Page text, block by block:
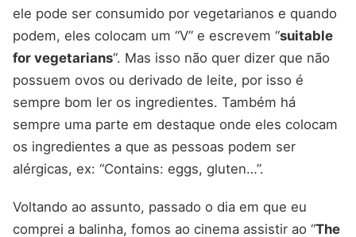
ele pode ser consumido por vegetarianos e quando
podem, eles colocam um “V” e escrevem “suitable
for vegetarians“. Mas isso não quer dizer que não
possuem ovos ou derivado de leite, por isso é
sempre bom ler os ingredientes. Também há
sempre uma parte em destaque onde eles colocam
os ingredientes a que as pessoas podem ser
alérgicas, ex: “Contains: eggs, gluten…”.
Voltando ao assunto, passado o dia em que eu
comprei a balinha, fomos ao cinema assistir ao “The